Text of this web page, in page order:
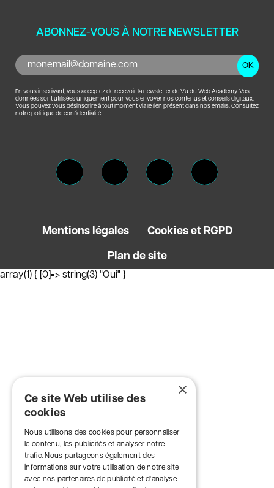
ABONNEZ-VOUS À NOTRE NEWSLETTER
En vous inscrivant, vous acceptez de recevoir la newsletter de Vu du Web Academy. Vos
données sont utilisées uniquement pour vous envoyer nos contenus et conseils digitaux.
Vous pouvez vous désinscrire à tout moment via le lien présent dans nos emails. Consultez
notre politique de confidentialité.
Mentions légales Cookies et RGPD
Plan de site
array(1) { [0]=> string(3) "Oui" }
×
Ce site Web utilise des
cookies
Nous utilisons des cookies pour personnaliser
le contenu, les publicités et analyser notre
trafic. Nous partageons également des
informations sur votre utilisation de notre site
avec nos partenaires de publicité et d'analyse